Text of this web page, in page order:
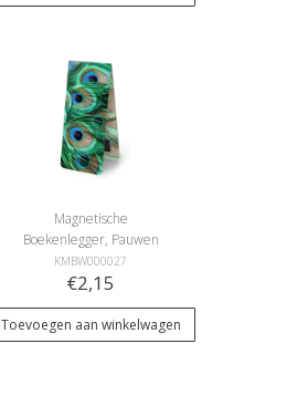
Magnetische
Boekenlegger, Pauwen
veren
KMBW000027
€2,15
Toevoegen aan winkelwagen